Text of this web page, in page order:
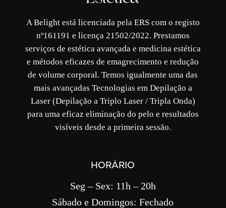
A Belight está licenciada pela ERS com o registo
nº161191 e licença 21502/2022. Prestamos
serviços de estética avançada e medicina estética
e métodos eficazes de emagrecimento e redução
de volume corporal. Temos igualmente uma das
mais avançadas Tecnologias em Depilação a
Laser (Depilação a Triplo Laser / Tripla Onda)
para uma eficaz eliminação do pelo e resultados
visíveis desde a primeira sessão.
HORÁRIO
Seg – Sex: 11h – 20h
Sábado e Domingos: Fechado